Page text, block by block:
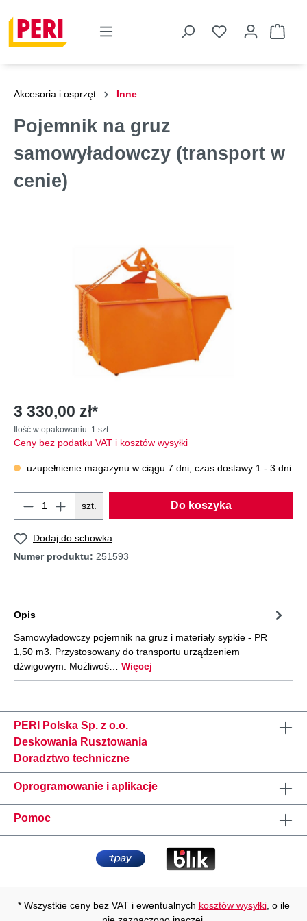
Akcesoria i osprzęt Inne
Pojemnik na gruz
samowyładowczy (transport w
cenie)
3 330,00 zł*
Ilość w opakowaniu: 1 szt.
Ceny bez podatku VAT i kosztów wysyłki
uzupełnienie magazynu w ciągu 7 dni, czas dostawy 1 - 3 dni
szt. Do koszyka
Dodaj do schowka
Numer produktu: 251593
Opis
Samowyładowczy pojemnik na gruz i materiały sypkie - PR
1,50 m3. Przystosowany do transportu urządzeniem
dźwigowym. Możliwoś… Więcej
PERI Polska Sp. z o.o.
Deskowania Rusztowania
Doradztwo techniczne
Oprogramowanie i aplikacje
Pomoc
* Wszystkie ceny bez VAT i ewentualnych kosztów wysyłki, o ile